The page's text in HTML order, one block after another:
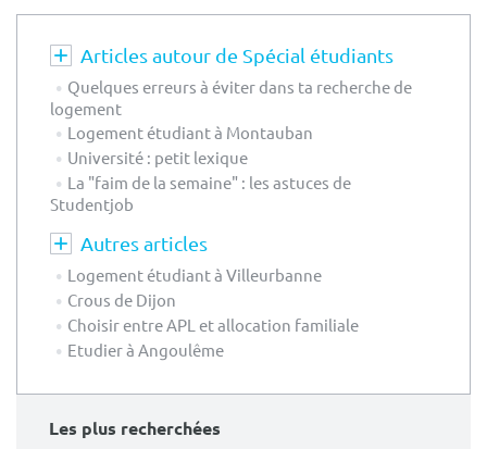
Articles autour de Spécial étudiants
Quelques erreurs à éviter dans ta recherche de
logement
Logement étudiant à Montauban
Université : petit lexique
La "faim de la semaine" : les astuces de
Studentjob
Autres articles
Logement étudiant à Villeurbanne
Crous de Dijon
Choisir entre APL et allocation familiale
Etudier à Angoulême
Les plus recherchées